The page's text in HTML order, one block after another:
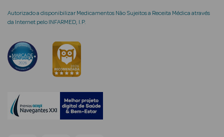
Cosmética
Rosto
Hidratantes
Séruns Faciais
Creme de Olhos
Autorizado a disponibilizar Medicamentos Não Sujeitos a Receita Médica através
da Internet pelo INFARMED, I.P.